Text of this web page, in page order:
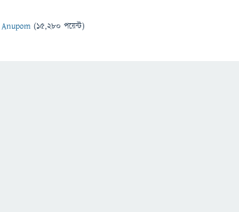
Anupom (15,280 পয়েন্ট)